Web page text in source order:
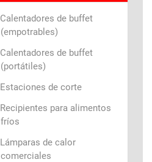
Calentadores de buffet
(empotrables)
Calentadores de buffet
(portátiles)
Estaciones de corte
Recipientes para alimentos
fríos
Lámparas de calor
comerciales